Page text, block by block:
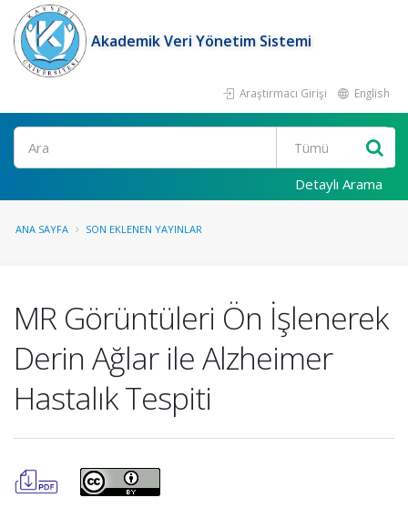
Akademik Veri Yönetim Sistemi
Araştırmacı Girişi English
Ara
Detaylı Arama
ANA SAYFA SON EKLENEN YAYINLAR
MR Görüntüleri Ön İşlenerek
Derin Ağlar ile Alzheimer
Hastalık Tespiti